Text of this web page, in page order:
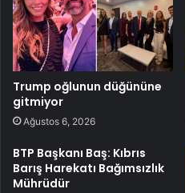
Trump oğlunun düğününe
gitmiyor
Ağustos 6, 2026
BTP Başkanı Baş: Kıbrıs
Barış Harekatı Bağımsızlık
Mührüdür